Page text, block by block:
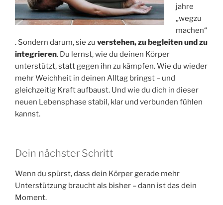
jahre
„wegzu
machen“
. Sondern darum, sie zu verstehen, zu begleiten und zu
integrieren. Du lernst, wie du deinen Körper
unterstützt, statt gegen ihn zu kämpfen. Wie du wieder
mehr Weichheit in deinen Alltag bringst – und
gleichzeitig Kraft aufbaust. Und wie du dich in dieser
neuen Lebensphase stabil, klar und verbunden fühlen
kannst.
Dein nächster Schritt
Wenn du spürst, dass dein Körper gerade mehr
Unterstützung braucht als bisher – dann ist das dein
Moment.